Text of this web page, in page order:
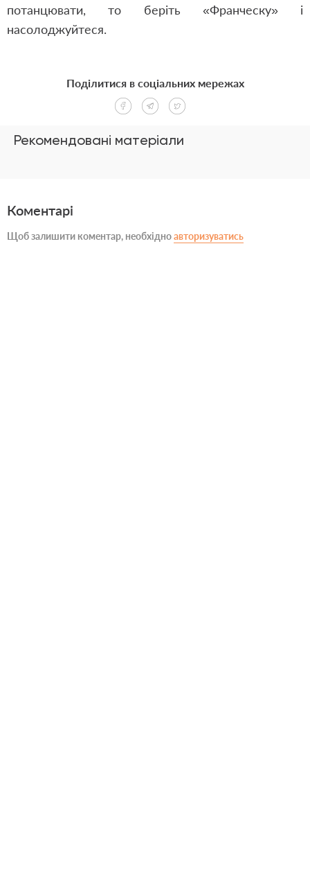
потанцювати, то беріть «Франческу» і
насолоджуйтеся.
Рекомендовані матеріали
Поділитися в соціальних мережах
Коментарі
Щоб залишити коментар, необхідноавторизуватись